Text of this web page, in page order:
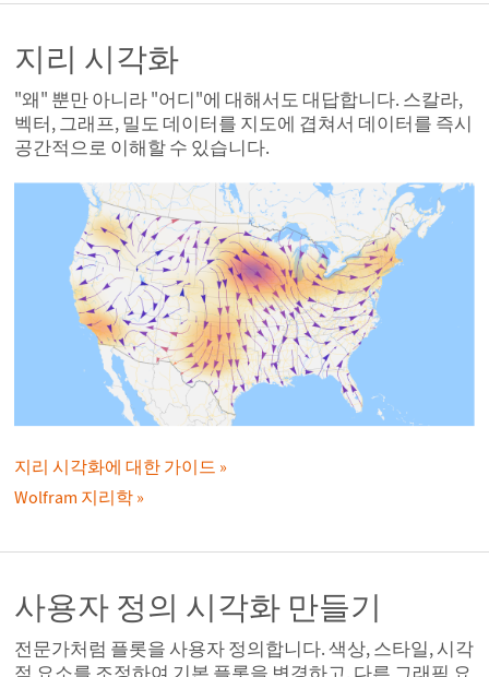
지리 시각화
"왜" 뿐만 아니라 "어디"에 대해서도 대답합니다. 스칼라,
벡터, 그래프, 밀도 데이터를 지도에 겹쳐서 데이터를 즉시
공간적으로 이해할 수 있습니다.
지리 시각화에 대한 가이드
Wolfram 지리학
사용자 정의 시각화 만들기
전문가처럼 플롯을 사용자 정의합니다. 색상, 스타일, 시각